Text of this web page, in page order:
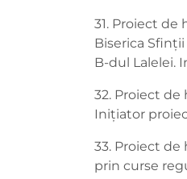
31. Proiect de
Biserica
B-dul Lalelei.
32. Proiect
Inițiator
33. Proiect
prin curse